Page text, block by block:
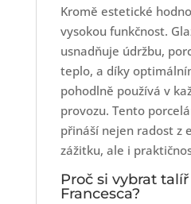
Kromě estetické
vysokou funkčnost.
usnadňuje údržbu,
teplo, a díky
pohodlně používá v
provozu. Tento
přináší nejen radost z
zážitku, ale i
Proč si vybrat
Francesca?